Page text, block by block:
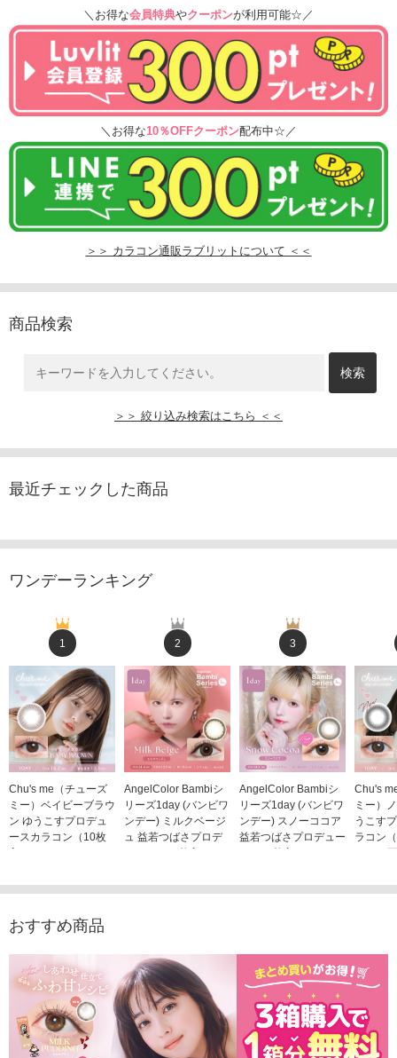
＼お得な会員特典やクーポンが利用可能☆／
＼お得な10％OFFクーポン配布中☆／
＞＞ カラコン通販ラブリットについて ＜＜
商品検索
＞＞ 絞り込み検索はこちら ＜＜
最近チェックした商品
ワンデーランキング
1
Chu's me（チューズ
ミー）ベイビーブラウ
ン ゆうこすプロデュ
ースカラコン（10枚
2
AngelColor Bambiシ
リーズ1day (バンビワ
ンデー) ミルクベージ
ュ 益若つばさプロデ
3
AngelColor Bambiシ
リーズ1day (バンビワ
ンデー) スノーココア
益若つばさプロデュー
Chu's
ミー）
うこす
ラコン
おすすめ商品